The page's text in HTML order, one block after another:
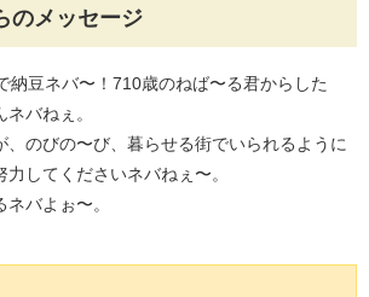
のメッセージ
納豆ネバ〜！710歳のねば〜る君からした
バねぇ。
、のびの〜び、暮らせる街でいられるように
してくださいネバねぇ〜。
バよぉ〜。